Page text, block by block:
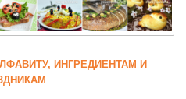
ИНГРЕДИЕНТАМ И